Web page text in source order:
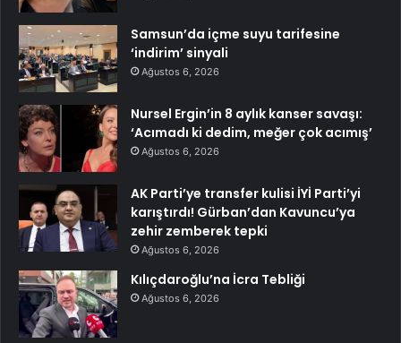
Samsun’da içme suyu tarifesine
‘indirim’ sinyali
Ağustos 6, 2026
Nursel Ergin’in 8 aylık kanser savaşı:
‘Acımadı ki dedim, meğer çok acımış’
Ağustos 6, 2026
AK Parti’ye transfer kulisi İYİ Parti’yi
karıştırdı! Gürban’dan Kavuncu’ya
zehir zemberek tepki
Ağustos 6, 2026
Kılıçdaroğlu’na İcra Tebliği
Ağustos 6, 2026